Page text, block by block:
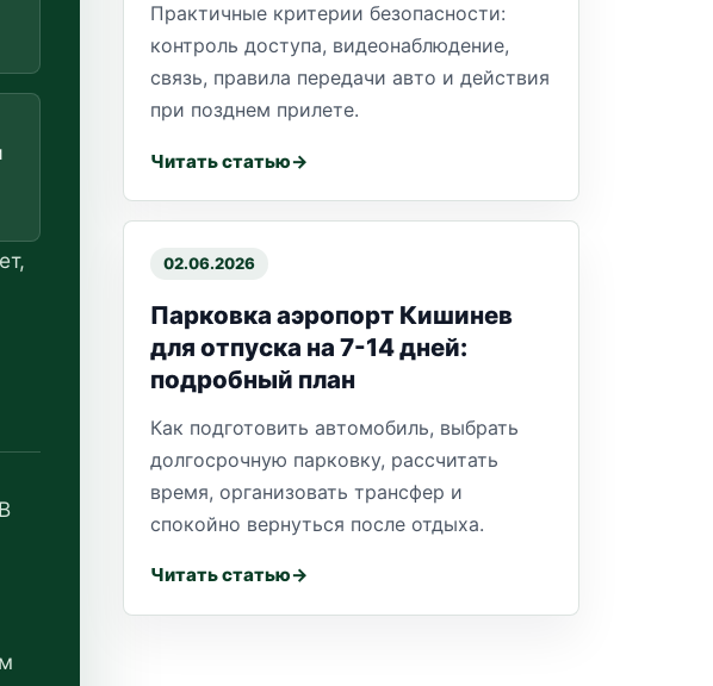
Практичные критерии безопасности:
контроль доступа, видеонаблюдение,
связь, правила передачи авто и действия
при позднем прилете.
Читать статью
02.06.2026
Парковка аэропорт Кишинев
для отпуска на 7-14 дней:
подробный план
Как подготовить автомобиль, выбрать
долгосрочную парковку, рассчитать
время, организовать трансфер и
спокойно вернуться после отдыха.
Читать статью